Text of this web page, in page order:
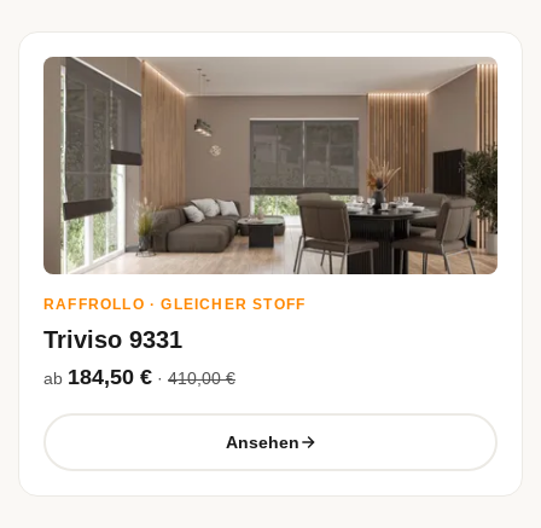
RAFFROLLO · GLEICHER STOFF
Triviso 9331
ab 184,50 € · 410,00 €
Ansehen